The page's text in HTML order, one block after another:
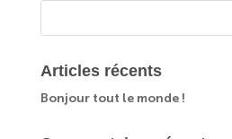
Articles récents
Bonjour tout le monde !